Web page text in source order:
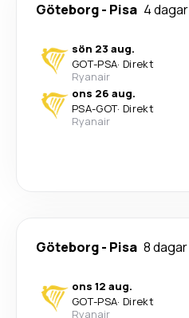
Göteborg- Pisa 4 dagar
sön 23 aug.
GOT-PSA· Direkt
Ryanair
ons 26 aug.
PSA-GOT· Direkt
Ryanair
Göteborg- Pisa 8 dagar
ons 12 aug.
GOT-PSA· Direkt
Ryanair